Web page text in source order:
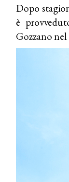
Dopo
è
Gozzano